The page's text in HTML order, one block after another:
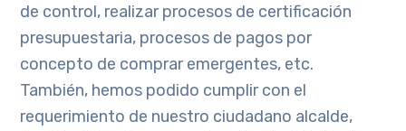
de control, realizar procesos de certificación
presupuestaria, procesos de pagos por
concepto de comprar emergentes, etc.
También, hemos podido cumplir con el
requerimiento de nuestro ciudadano alcalde,